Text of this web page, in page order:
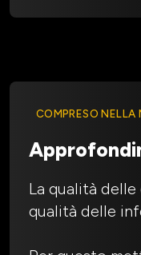
COMPRESO NELLA
La qualità
qualità delle